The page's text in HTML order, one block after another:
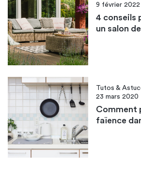
9 février 2022
4 conseils
un salon
Tutos &
23 mars 2020
Comment
faïence